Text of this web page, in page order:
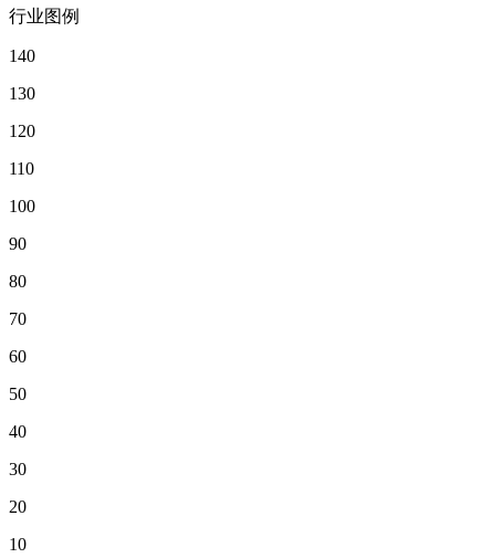
行业图例
140
130
120
110
100
90
80
70
60
50
40
30
20
10